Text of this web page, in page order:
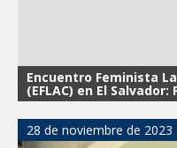
Encuentro Feminista
(EFLAC) en El
28 de noviembre de 2023